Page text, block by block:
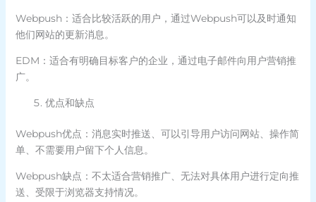
Webpush：适合比较活跃的用户，通过Webpush可以及时通知
他们网站的更新消息。
EDM：适合有明确目标客户的企业，通过电子邮件向用户营销推
广。
优点和缺点
Webpush优点：消息实时推送、可以引导用户访问网站、操作简
单、不需要用户留下个人信息。
Webpush缺点：不太适合营销推广、无法对具体用户进行定向推
送、受限于浏览器支持情况。